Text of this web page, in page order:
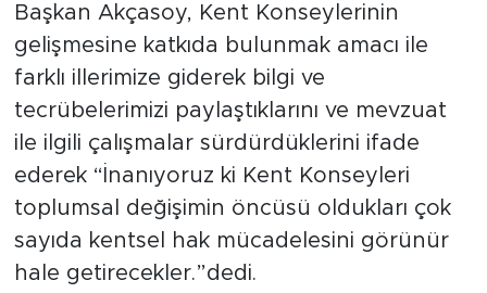
Başkan Akçasoy, Kent Konseylerinin
gelişmesine katkıda bulunmak amacı ile
farklı illerimize giderek bilgi ve
tecrübelerimizi paylaştıklarını ve mevzuat
ile ilgili çalışmalar sürdürdüklerini ifade
ederek “İnanıyoruz ki Kent Konseyleri
toplumsal değişimin öncüsü oldukları çok
sayıda kentsel hak mücadelesini görünür
hale getirecekler.”dedi.